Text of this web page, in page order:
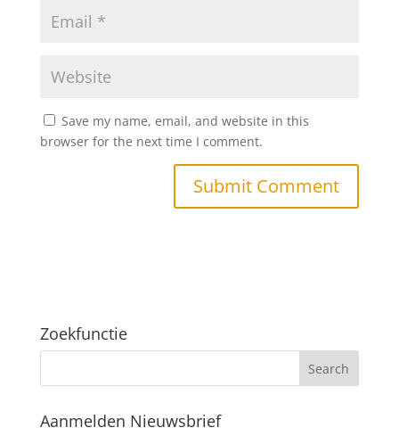
Save my name, email, and website in this
browser for the next time I comment.
Zoekfunctie
Aanmelden Nieuwsbrief